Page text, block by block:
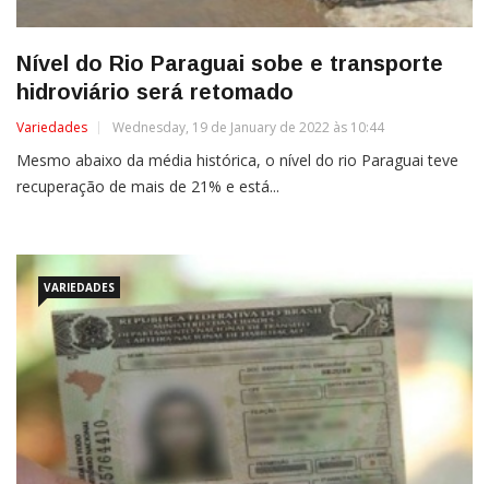
Nível do Rio Paraguai sobe e transporte
hidroviário será retomado
Variedades Wednesday, 19 de January de 2022 às 10:44
Mesmo abaixo da média histórica, o nível do rio Paraguai teve
recuperação de mais de 21% e está...
VARIEDADES